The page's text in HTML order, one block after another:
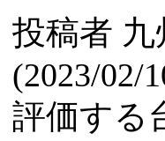
投稿者
(2023/02/
評価する